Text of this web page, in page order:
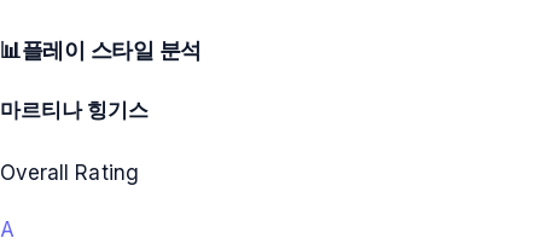
📊플레이 스타일 분석
마르티나 힝기스
Overall Rating
A